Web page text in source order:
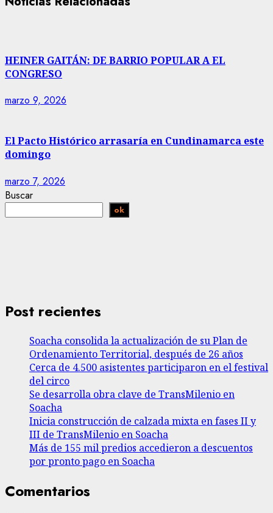
HEINER GAITÁN: DE BARRIO POPULAR A EL
CONGRESO
marzo 9, 2026
El Pacto Histórico arrasaría en Cundinamarca este
domingo
marzo 7, 2026
Buscar
ok
Post recientes
Soacha consolida la actualización de su Plan de
Ordenamiento Territorial, después de 26 años
Cerca de 4.500 asistentes participaron en el festival
del circo
Se desarrolla obra clave de TransMilenio en
Soacha
Inicia construcción de calzada mixta en fases II y
III de TransMilenio en Soacha
Más de 155 mil predios accedieron a descuentos
por pronto pago en Soacha
Comentarios